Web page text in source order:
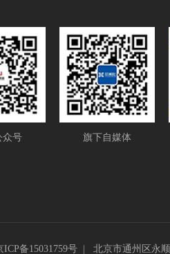
众号 旗下自媒体
ICP备15031759号 北京市通州区永